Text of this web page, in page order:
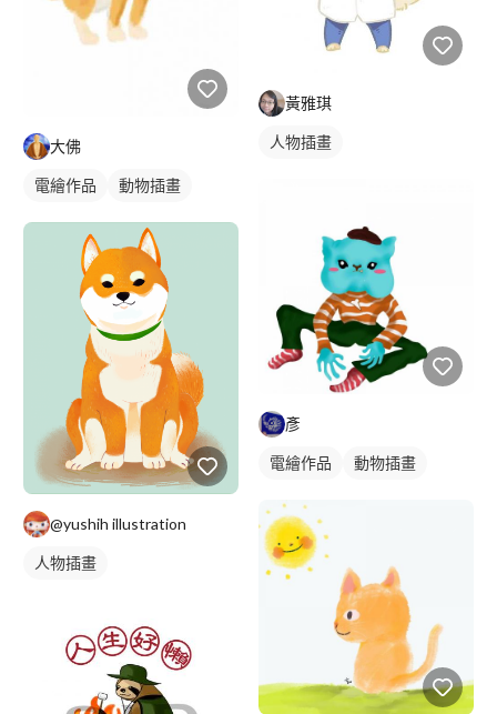
大佛
電繪作品 動物插畫
@yushih illustration
人物插畫
黃雅琪
人物插畫
彥
電繪作品 動物插畫